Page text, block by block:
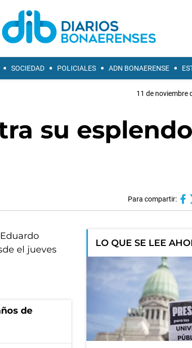
SOCIEDAD POLICIALES ADN BONAERENSE
11 de noviembre
su
Para compartir:
el jueves
de
LO QUE SE LEE